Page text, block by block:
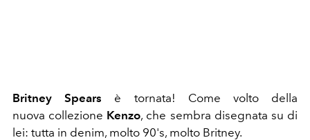
Britney Spears è tornata! Come volto della
nuova collezione Kenzo, che sembra disegnata su di
lei: tutta in denim, molto 90's, molto Britney.